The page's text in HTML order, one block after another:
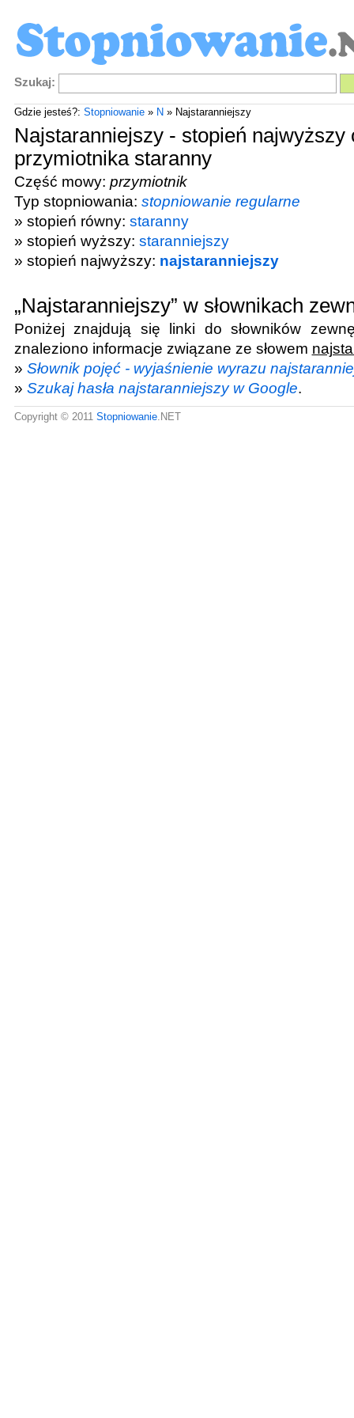
Szukaj:
Gdzie jesteś?: Stopniowanie» N » Najstaranniejszy
Najstaranniejszy - stopień najwyższy
przymiotnika staranny
Część mowy: przymiotnik
Typ stopniowania: stopniowanie regularne
» stopień równy: staranny
» stopień wyższy: staranniejszy
» stopień najwyższy: najstaranniejszy
„Najstaranniejszy” w słownikach
Poniżej znajdują się linki do słowników
znaleziono informacje związane ze słowem
» Słownik pojęć - wyjaśnienie wyrazu
» Szukaj hasła najstaranniejszy w Google.
Copyright © 2011 Stopniowanie.NET